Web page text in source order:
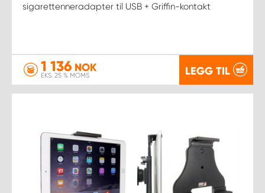
sigarettenneradapter til USB + Griffin-kontakt
1 136 NOK
EKS. 25 % MOMS LEGG TIL